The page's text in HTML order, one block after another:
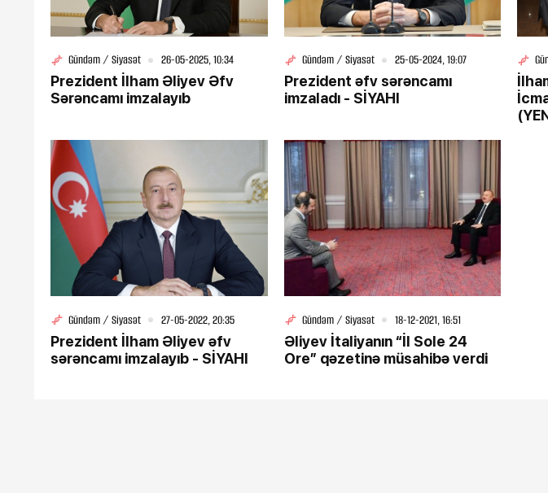
Gündəm / Siyasət 26-05-2025, 10:34
Prezident İlham Əliyev Əfv
Sərəncamı imzalayıb
Gündəm / Siyasət 25-05-2024, 19:07
Prezident əfv sərəncamı
imzaladı - SİYAHI
Gündəm / Siyasət 27-05-2022, 20:35
Prezident İlham Əliyev əfv
sərəncamı imzalayıb - SİYAHI
Gündəm / Siyasət 18-12-2021, 16:51
Əliyev İtaliyanın “İl Sole 24
Ore” qəzetinə müsahibə verdi